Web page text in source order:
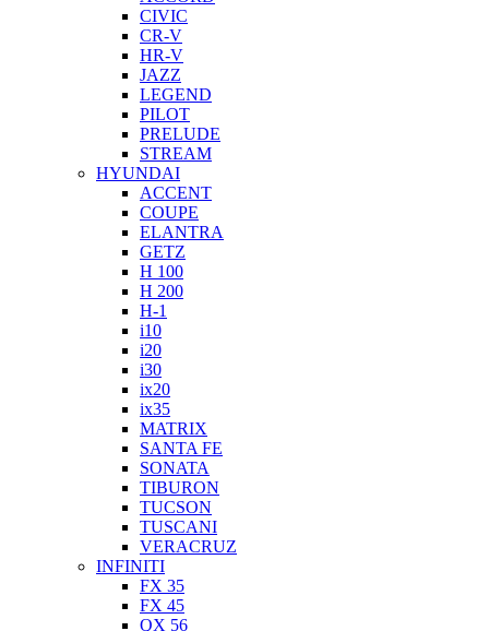
CIVIC
CR-V
HR-V
JAZZ
LEGEND
PILOT
PRELUDE
STREAM
HYUNDAI
ACCENT
COUPE
ELANTRA
GETZ
H 100
H 200
H-1
i10
i20
i30
ix20
ix35
MATRIX
SANTA FE
SONATA
TIBURON
TUCSON
TUSCANI
VERACRUZ
INFINITI
FX 35
FX 45
QX 56